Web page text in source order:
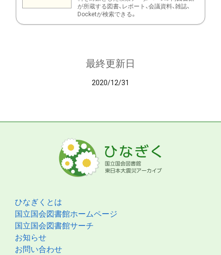
が所蔵する図書、レポート、会議資料、雑誌、
Docketが検索できる。
最終更新日
2020/12/31
ひなぎくとは
国立国会図書館ホームページ
国立国会図書館サーチ
お知らせ
お問い合わせ